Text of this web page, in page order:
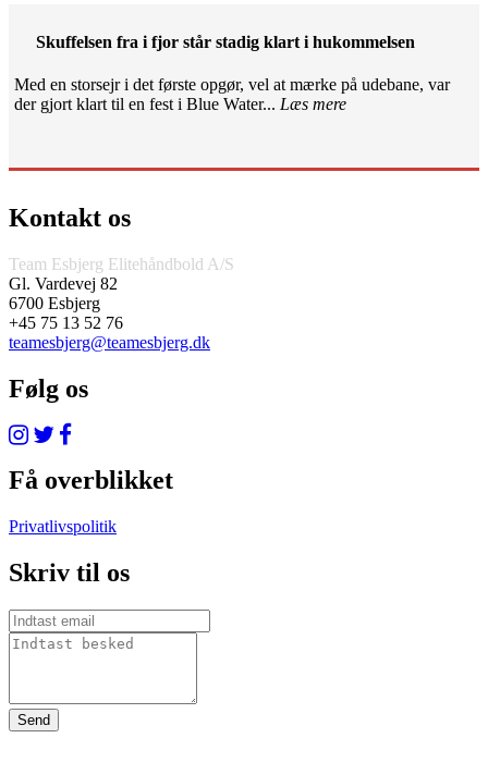
Skuffelsen fra i fjor står stadig klart i hukommelsen
Med en storsejr i det første opgør, vel at mærke på udebane, var
der gjort klart til en fest i Blue Water... Læs mere
Kontakt os
Team Esbjerg Elitehåndbold A/S
Gl. Vardevej 82
6700 Esbjerg
+45 75 13 52 76
teamesbjerg@teamesbjerg.dk
Følg os
Få overblikket
Privatlivspolitik
Skriv til os